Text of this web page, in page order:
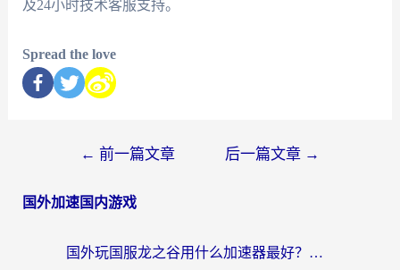
及24小时技术客服支持。
Spread the love
← 前一篇文章 后一篇文章 →
国外加速国内游戏
国外玩国服龙之谷用什么加速器最好？一份给海外游子的终极指南